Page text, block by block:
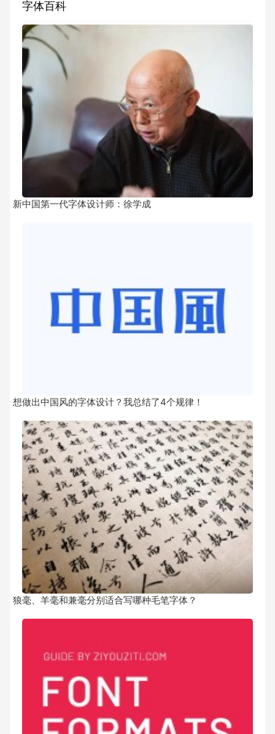
字体百科
新中国第一代字体设计师：徐学成
想做出中国风的字体设计？我总结了4个规律！
狼毫、羊毫和兼毫分别适合写哪种毛笔字体？